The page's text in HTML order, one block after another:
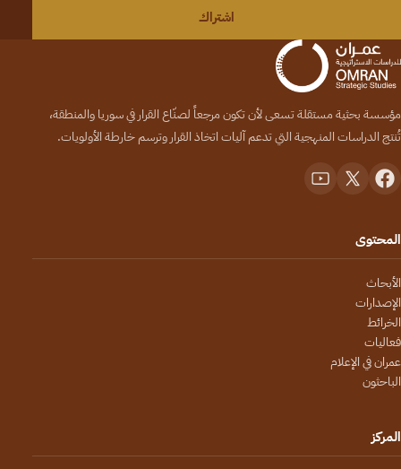
اشتراك
مؤسسة بحثية مستقلة تسعى لأن تكون مرجعاً لصنّاع القرار في سوريا والمنطقة،
تُنتج الدراسات المنهجية التي تدعم آليات اتخاذ القرار وترسم خارطة الأولويات.
المحتوى
الأبحاث
الإصدارات
الخرائط
فعاليات
عمران في الإعلام
الباحثون
المركز